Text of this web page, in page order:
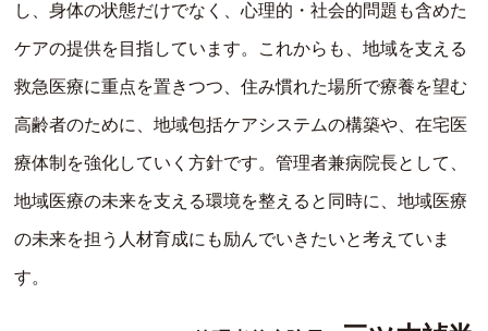
し、身体の状態だけでなく、心理的・社会的問題も含めた
ケアの提供を目指しています。これからも、地域を支える
救急医療に重点を置きつつ、住み慣れた場所で療養を望む
高齢者のために、地域包括ケアシステムの構築や、在宅医
療体制を強化していく方針です。管理者兼病院長として、
地域医療の未来を支える環境を整えると同時に、地域医療
の未来を担う人材育成にも励んでいきたいと考えていま
す。